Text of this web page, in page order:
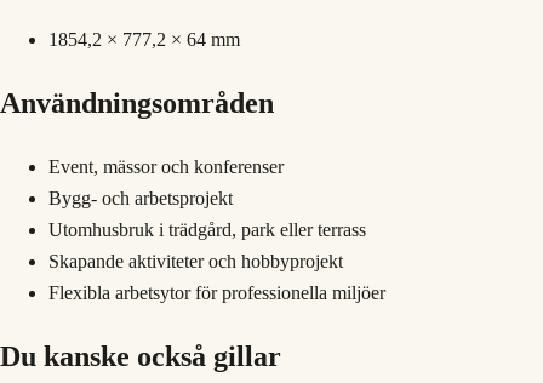
1854,2 × 777,2 × 64 mm
Användningsområden
Event, mässor och konferenser
Bygg- och arbetsprojekt
Utomhusbruk i trädgård, park eller terrass
Skapande aktiviteter och hobbyprojekt
Flexibla arbetsytor för professionella miljöer
Du kanske också gillar